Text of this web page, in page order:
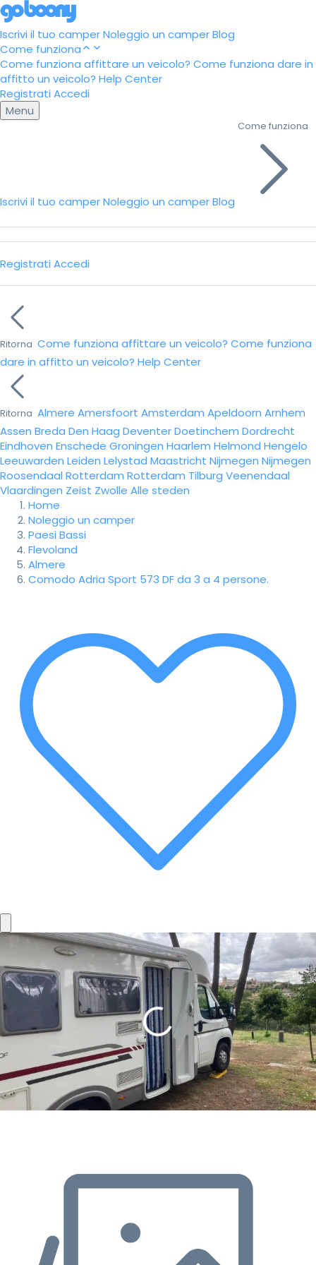
Iscrivi il tuo camperNoleggio un camperBlog
Come funziona
Come funziona affittare un veicolo? Come funziona dare in
affitto un veicolo? Help Center
Registrati Accedi
Menu
Iscrivi il tuo camperNoleggio un camperBlog
Come funziona
Registrati Accedi
Ritorna Come funziona affittare un veicolo? Come funziona
dare in affitto un veicolo? Help Center
Ritorna Almere Amersfoort Amsterdam Apeldoorn Arnhem
Assen Breda Den Haag DeventerDoetinchem Dordrecht
Eindhoven Enschede Groningen Haarlem Helmond Hengelo
Leeuwarden Leiden Lelystad Maastricht Nijmegen Nijmegen
Roosendaal Rotterdam Rotterdam Tilburg Veenendaal
Vlaardingen Zeist Zwolle Alle steden
Home
Noleggio un camper
Paesi Bassi
Flevoland
Almere
Comodo Adria Sport 573 DF da 3 a 4 persone.